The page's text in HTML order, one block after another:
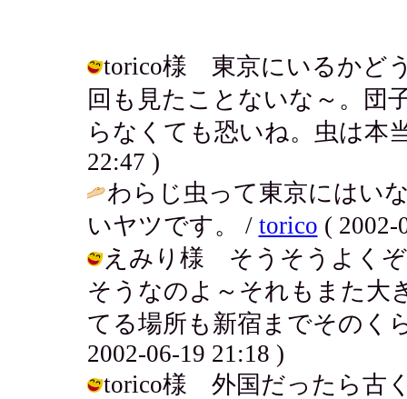
torico様 東京にいるかど
回も見たことないな～。団
らなくても恐いね。虫は本
22:47 )
わらじ虫って東京にはい
いヤツです。 / torico ( 2002-
えみり様 そうそうよくぞ
そうなのよ～それもまた大
てる場所も新宿までそのく
2002-06-19 21:18 )
torico様 外国だったら古